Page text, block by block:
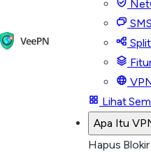
Lihat
Apa Itu
Hapus Blokir